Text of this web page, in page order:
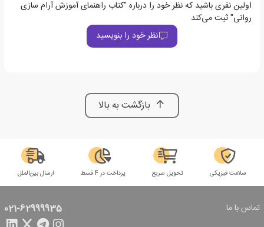
اولین نفری باشید که نظر خود را درباره "کتاب راهنمای آموزش آرام سازی
روانی" ثبت می‌کند
نظر خود را بنویسید
بازگشت به بالا
سلامت فیزیکی تحویل سریع پرداخت در 4 قسط ارسال بین‌الملل
تماس با ما 021-62999935